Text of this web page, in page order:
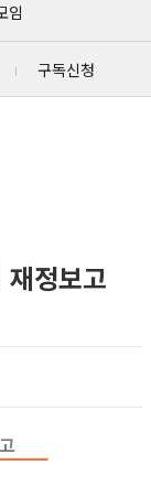
임
구독신청
정보고